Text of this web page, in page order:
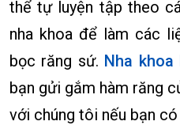
thể tự luyện tập theo
nha khoa để làm các
bọc răng sứ. Nha khoa
bạn gửi gắm hàm răng
với chúng tôi nếu bạn có